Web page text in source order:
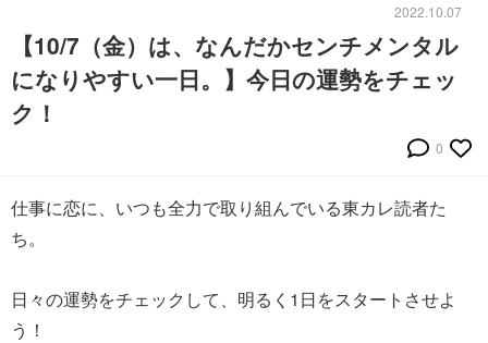
2022.10.07
【10/7（金）は、なんだかセンチメンタル
になりやすい一日。】今日の運勢をチェッ
ク！
0
仕事に恋に、いつも全力で取り組んでいる東カレ読者た
ち。
日々の運勢をチェックして、明るく1日をスタートさせよ
う！